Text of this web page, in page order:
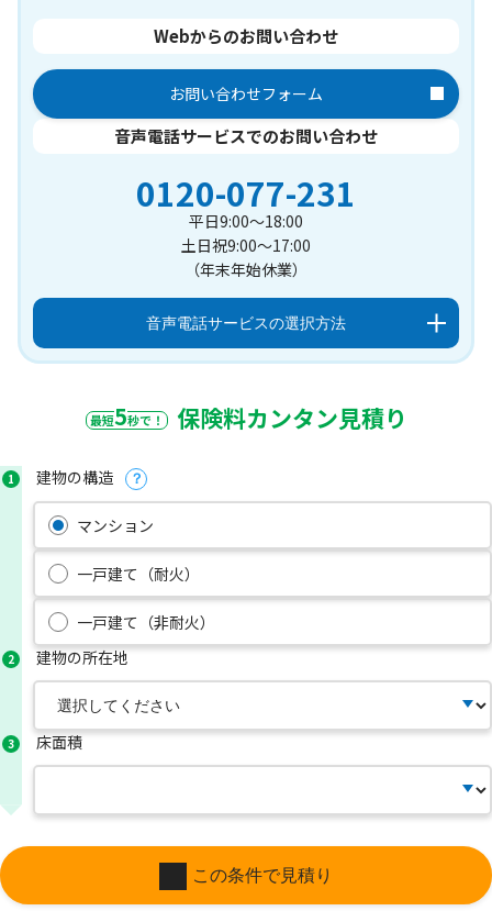
Webからのお問い合わせ
お問い合わせフォーム
音声電話サービスでのお問い合わせ
0120-077-231
平日9:00～18:00
土日祝9:00～17:00
（年末年始休業）
音声電話サービスの選択方法
最短5秒で！ 保険料カンタン見積り
1 建物の構造 ？
マンション
一戸建て（耐火）
一戸建て（非耐火）
2 建物の所在地
3 床面積
この条件で見積り